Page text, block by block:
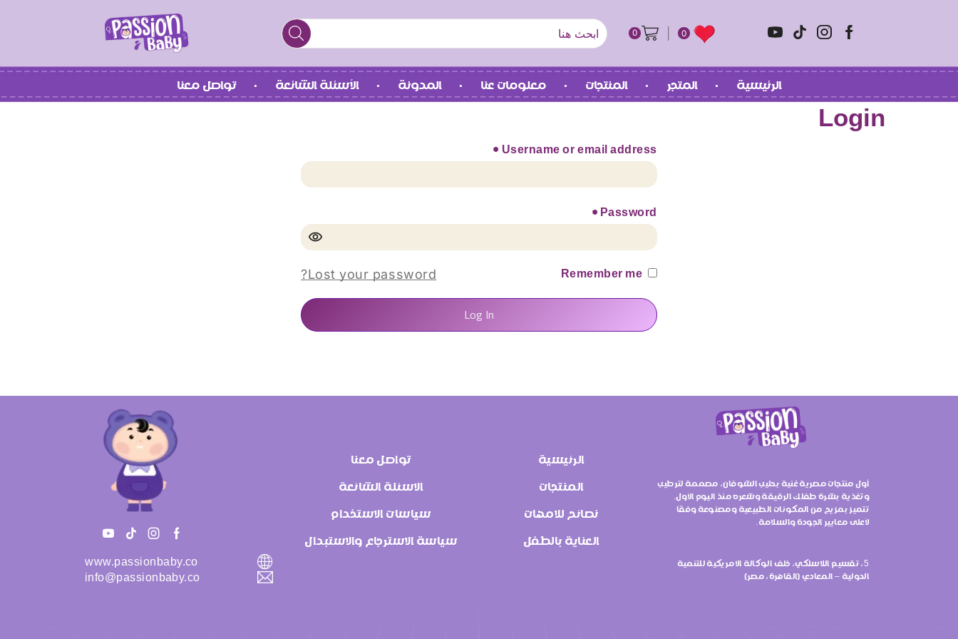
0
0
الرئيسية المتجر المنتجات معلومات عنا المدونة الأسئلة الشائعة تواصل معنا
Login
Username or email address
*
Password
*
Remember me
Lost your password?
Log In
أول منتجات مصرية غنية بحليب الشوفان، مصممة لترطيب
وتغذية بشرة طفلك الرقيقة وشعره منذ اليوم الأول.
تتميز بمزيج من المكونات الطبيعية ومصنوعة وفقًا
لأعلى معايير الجودة والسلامة.
5، تقسيم اللاسلكي، خلف الوكالة الأمريكية للتنمية
الدولية – المعادي (القاهرة، مصر)
الرئيسية
المنتجات
نصائح للامهات
العناية بالطفل
تواصل معنا
الاسئلة الشائعة
سياسات الاستخدام
سياسة الاسترجاع والاستبدال
www.passionbaby.co
info@passionbaby.co